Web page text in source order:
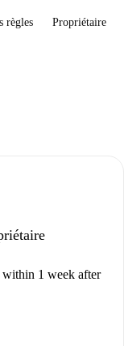
règles Propriétaire
within 1 week after